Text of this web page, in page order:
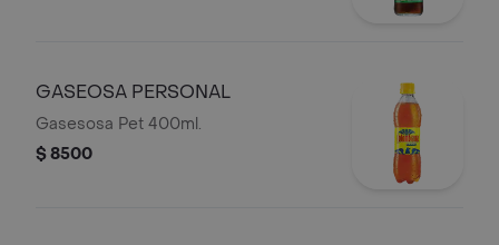
GASEOSA PERSONAL
Gasesosa Pet 400ml.
$ 8500